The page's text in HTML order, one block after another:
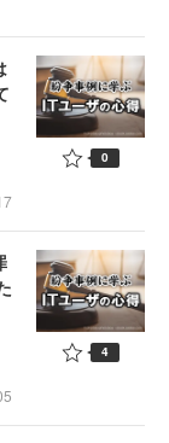
0
4